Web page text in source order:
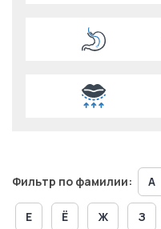
Фильтр по фамилии: А
Е Ё Ж З